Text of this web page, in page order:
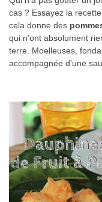
cas ? Essayez la
cela donne des
qui n’ont absolument
terre. Moelleuses,
accompagnée d’une